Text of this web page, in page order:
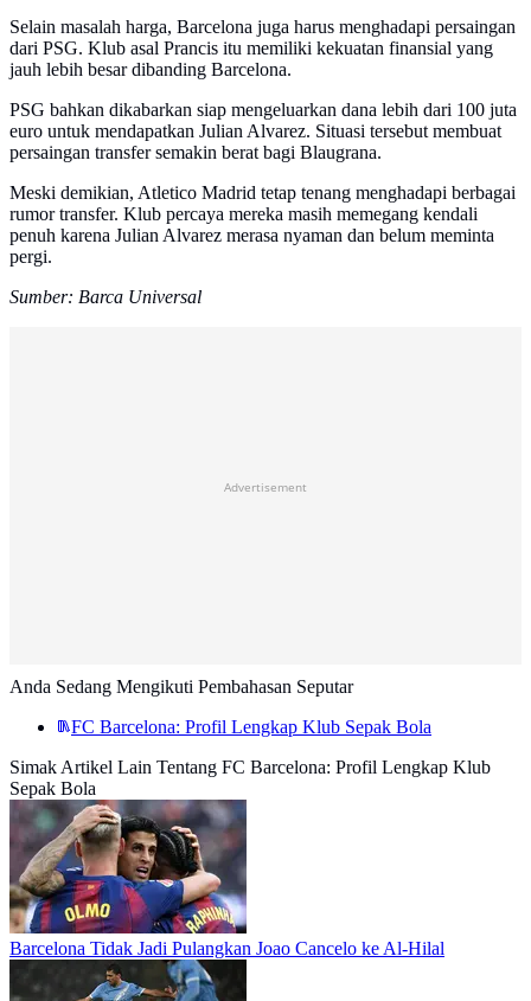
Selain masalah harga, Barcelona juga harus menghadapi persaingan
dari PSG. Klub asal Prancis itu memiliki kekuatan finansial yang
jauh lebih besar dibanding Barcelona.
PSG bahkan dikabarkan siap mengeluarkan dana lebih dari 100 juta
euro untuk mendapatkan Julian Alvarez. Situasi tersebut membuat
persaingan transfer semakin berat bagi Blaugrana.
Meski demikian, Atletico Madrid tetap tenang menghadapi berbagai
rumor transfer. Klub percaya mereka masih memegang kendali
penuh karena Julian Alvarez merasa nyaman dan belum meminta
pergi.
Sumber: Barca Universal
Advertisement
Anda Sedang Mengikuti Pembahasan Seputar
FC Barcelona: Profil Lengkap Klub Sepak Bola
Simak Artikel Lain Tentang FC Barcelona: Profil Lengkap Klub
Sepak Bola
Barcelona Tidak Jadi Pulangkan Joao Cancelo ke Al-Hilal